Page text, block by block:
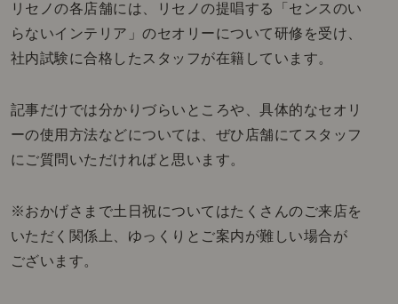
リセノの各店舗には、リセノの提唱する「センスのい
らないインテリア」のセオリーについて研修を受け、
社内試験に合格したスタッフが在籍しています。
記事だけでは分かりづらいところや、具体的なセオリ
ーの使用方法などについては、ぜひ店舗にてスタッフ
にご質問いただければと思います。
※おかげさまで土日祝についてはたくさんのご来店を
いただく関係上、ゆっくりとご案内が難しい場合が
ございます。